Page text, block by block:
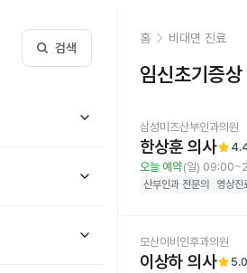
검색
홈 비대면 진료
임신초기증상
삼성미즈산부인과의원
한상훈 의사star
오늘 예약(일)
산부인과 전문의 영상진
모산이비인후과의원
이상하 의사star5.0